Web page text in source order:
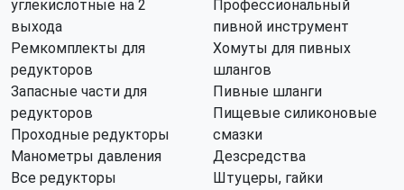
углекислотные на 2
выхода
Ремкомплекты для
редукторов
Запасные части для
редукторов
Проходные редукторы
Манометры давления
Все редукторы
Профессиональный
пивной инструмент
Хомуты для пивных
шлангов
Пивные шланги
Пищевые силиконовые
смазки
Дезсредства
Штуцеры, гайки